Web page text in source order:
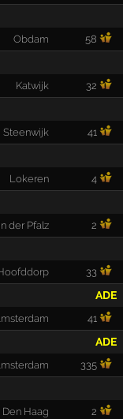
Obdam 58
Katwijk 32
Steenwijk 41
Lokeren 4
der Pfalz 2
33
ADE
41
ADE
335
Den Haag 2